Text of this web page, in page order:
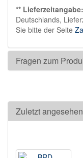
** Lieferzeitangabe:
Deutschlands,
Sie bitte der Seite
Fragen zum
Zuletzt angesehen